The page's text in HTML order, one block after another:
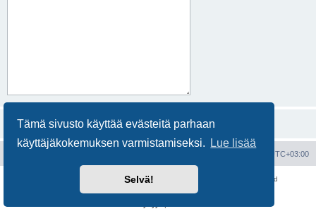
Tämä sivusto käyttää evästeitä parhaan
käyttäjäkokemuksen varmistamiseksi.
Lue lisää
Selvä!
UTC+03:00
Keskustelufoorumin ohjelmistophpBB
® Forum Software © phpBB Limited
Käännös: phpBB Suomi (lurttinen, harritapio, Pettis)